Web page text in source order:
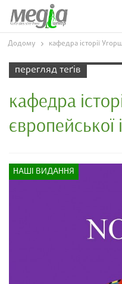
Додому кафедра історії
перегляд теґів
кафедра
європейської
НАШІ ВИДАННЯ